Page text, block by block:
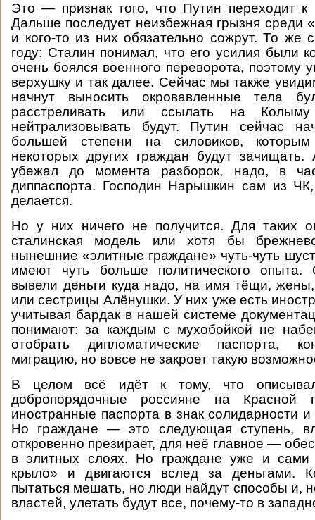
Это — признак того, что Путин переходит к
Дальше последует неизбежная грызня среди
и кого-то из них обязательно сожрут. То
году: Сталин понимал, что его усилия были
очень боялся военного переворота, поэтому
верхушку и так далее. Сейчас мы также
начнут выносить окровавленные тела
расстреливать или ссылать на
нейтрализовывать будут. Путин сейчас
большей степени на силовиков,
некоторых других граждан будут
убежал до момента разборок, надо, в
диппаспорта. Господин Нарышкин сам из
делается.
Но у них ничего не получится. Для таких
сталинская модель или хотя бы
нынешние «элитные граждане» чуть-чуть
имеют чуть больше политического
вывели деньги куда надо, на имя тёщи,
или сестрицы Алёнушки. У них уже есть
учитывая бардак в нашей системе
понимают: за каждым с мухобойкой не
отобрать дипломатические паспорта,
миграцию, но вовсе не закроет такую
В целом всё идёт к тому, что
добропорядочные россияне на Красной
иностранные паспорта в знак солидарности
Но граждане — это следующая ступень,
откровенно презирает, для неё главное —
в элитных слоях. Но граждане уже и сами
крыло» и двигаются вслед за деньгами.
пытаться мешать, но люди найдут способы и,
властей, улетать будут все, почему-то в